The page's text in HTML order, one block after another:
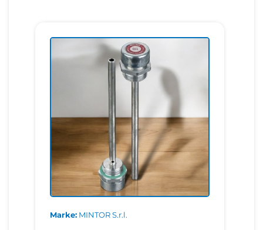
Marke MINTOR S.r.l.